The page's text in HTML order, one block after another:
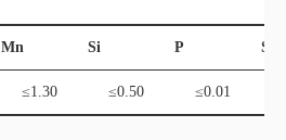
Mn Si P S
≤1.30 ≤0.50 ≤0.01